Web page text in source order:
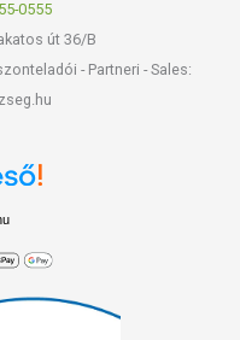
0555
út 36/B
- Partneri - Sales: